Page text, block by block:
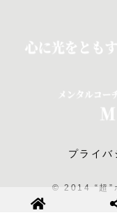
プライバ
© 2014 “超”